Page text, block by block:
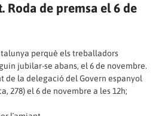
Roda de premsa el 6 de
perquè els treballadors
jubilar-se abans, el 6 de novembre.
de la delegació del Govern espanyol
278) el 6 de novembre a les 12h;